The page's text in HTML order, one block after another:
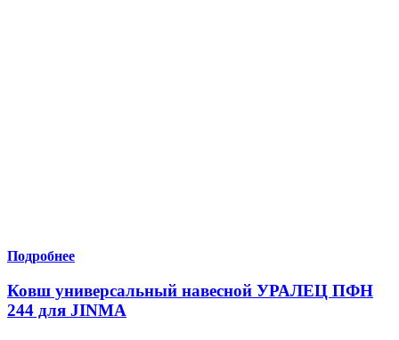
Подробнее
Ковш универсальный навесной УРАЛЕЦ ПФН
244 для JINMA